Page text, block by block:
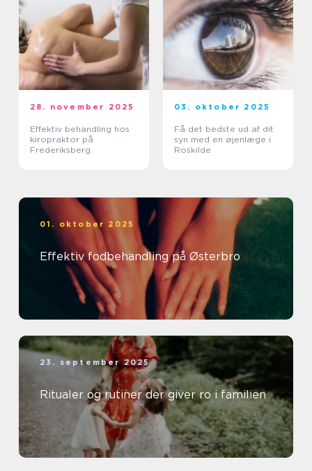
28. november 2025
Effektiv behandling hos
kiropraktor på
Frederiksberg
03. oktober 2025
Få det bedste ud af dit
syn med en øjenlæge i
Roskilde
01. oktober 2025
Effektiv fodbehandling på Østerbro
23. september 2025
Ritualer og rutiner der giver ro i familien